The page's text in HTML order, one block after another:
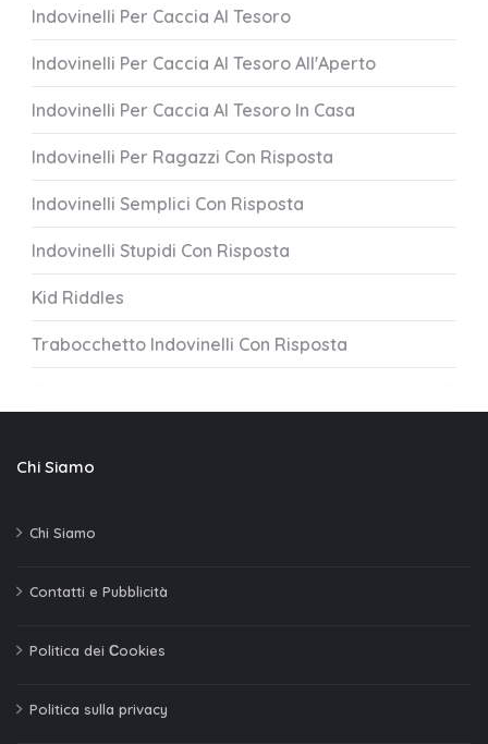
Indovinelli Per Caccia Al Tesoro
Indovinelli Per Caccia Al Tesoro All'Aperto
Indovinelli Per Caccia Al Tesoro In Casa
Indovinelli Per Ragazzi Con Risposta
Indovinelli Semplici Con Risposta
Indovinelli Stupidi Con Risposta
Kid Riddles
Trabocchetto Indovinelli Con Risposta
Chi Siamo
Chi Siamo
Contatti e Pubblicità
Politica dei Сookies
Politica sulla privacy